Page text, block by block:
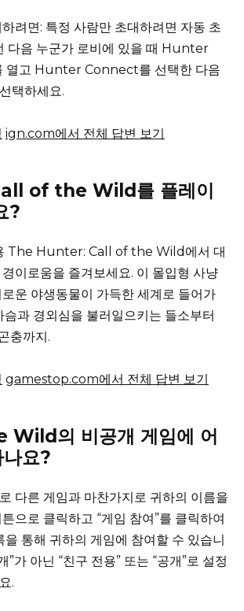
려면: 특정 사람만 초대하려면 자동 초
다음 누군가 로비에 있을 때 Hunter
열고 Hunter Connect를 선택한 다음
택하세요.
ign.com에서 전체 답변 보기
of the Wild를 플레이
?
The Hunter: Call of the Wild에서 대
이로움을 즐겨보세요. 이 몰입형 사냥
운 야생동물이 가득한 세계로 들어가
슴과 경외심을 불러일으키는 들소부터
충까지.
gamestop.com에서 전체 답변 보기
의 비공개 게임에 어
요?
다른 게임과 마찬가지로 귀하의 이름을
으로 클릭하고 “게임 참여”를 클릭하여
통해 귀하의 게임에 참여할 수 있습니
”가 아닌 “친구 전용” 또는 “공개”로 설정
.